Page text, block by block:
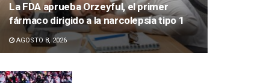
La FDA aprueba Orzeyful, el primer
fármaco dirigido a la narcolepsia tipo 1
AGOSTO 8, 2026